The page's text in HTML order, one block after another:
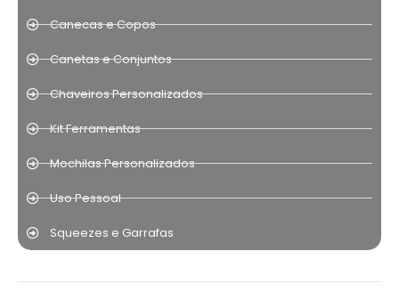
Canecas e Copos
Canetas e Conjuntos
Chaveiros Personalizados
Kit Ferramentas
Mochilas Personalizados
Uso Pessoal
Squeezes e Garrafas